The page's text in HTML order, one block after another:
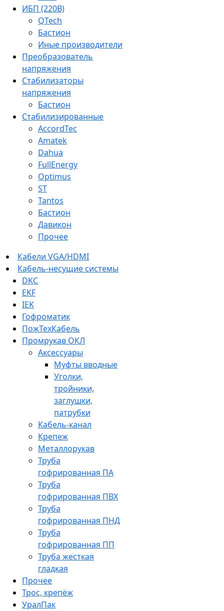
ИБП (220В)
QTech
Бастион
Иные производители
Преобразователь
напряжения
Стабилизаторы
напряжения
Бастион
Стабилизированные
AccordTec
Amatek
Dahua
FullEnergy
Optimus
ST
Tantos
Бастион
Давикон
Прочее
Кабели VGA/HDMI
Кабель-несущие системы
DKC
EKF
IEK
Гофроматик
ПожТехКабель
Промрукав ОКЛ
Аксессуары
Муфты вводные
Уголки,
тройники,
заглушки,
патрубки
Кабель-канал
Крепеж
Металлорукав
Труба
гофрированная ПА
Труба
гофрированная ПВХ
Труба
гофрированная ПНД
Труба
гофрированная ПП
Труба жесткая
гладкая
Прочее
Трос, крепёж
УралПак